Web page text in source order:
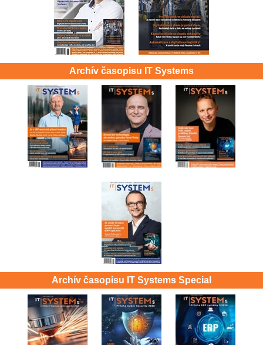
Archív časopisu IT Systems
Archív časopisu IT Systems Special